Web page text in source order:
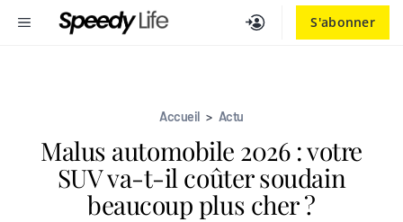
S'abonner
MENU
Accueil > Actu
Malus automobile 2026 : votre
SUV va-t-il coûter soudain
beaucoup plus cher ?